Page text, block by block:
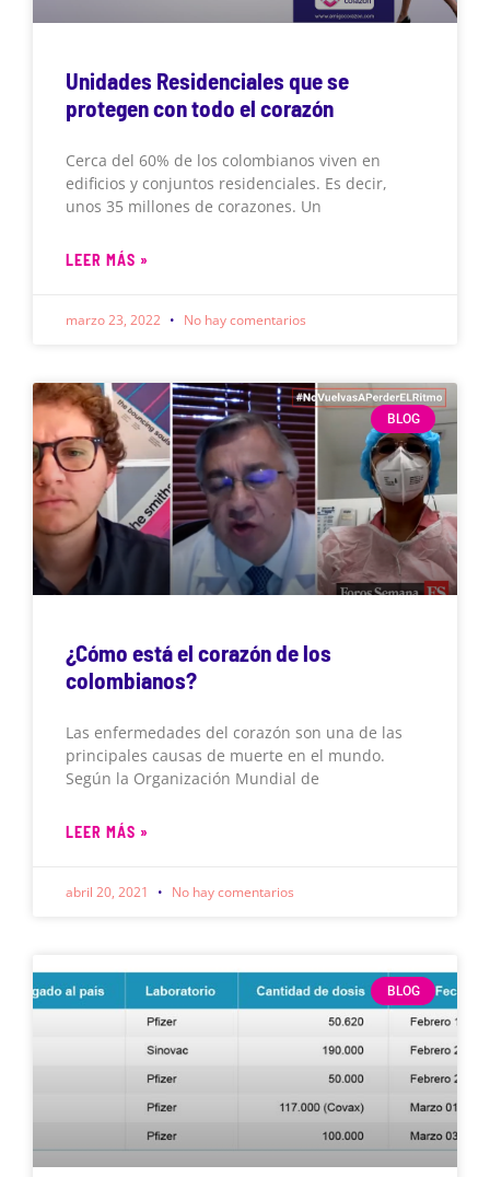
Unidades Residenciales que se
protegen con todo el corazón
Cerca del 60% de los colombianos viven en
edificios y conjuntos residenciales. Es decir,
unos 35 millones de corazones. Un
LEER MÁS »
marzo 23, 2022 No hay comentarios
BLOG
¿Cómo está el corazón de los
colombianos?
Las enfermedades del corazón son una de las
principales causas de muerte en el mundo.
Según la Organización Mundial de
LEER MÁS »
abril 20, 2021 No hay comentarios
BLOG